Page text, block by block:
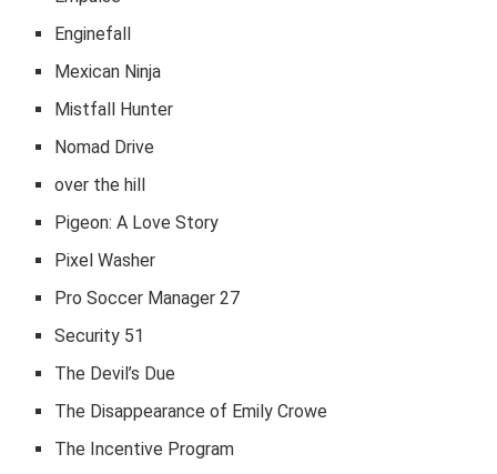
Enginefall
Mexican Ninja
Mistfall Hunter
Nomad Drive
over the hill
Pigeon: A Love Story
Pixel Washer
Pro Soccer Manager 27
Security 51
The Devil’s Due
The Disappearance of Emily Crowe
The Incentive Program